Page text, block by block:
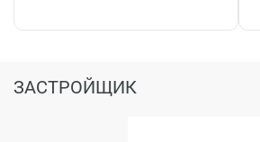
ЗАСТРОЙЩИК